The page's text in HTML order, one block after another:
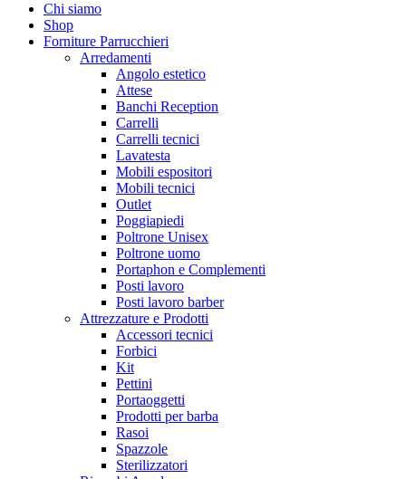
Chi siamo
Shop
Forniture Parrucchieri
Arredamenti
Angolo estetico
Attese
Banchi Reception
Carrelli
Carrelli tecnici
Lavatesta
Mobili espositori
Mobili tecnici
Outlet
Poggiapiedi
Poltrone Unisex
Poltrone uomo
Portaphon e Complementi
Posti lavoro
Posti lavoro barber
Attrezzature e Prodotti
Accessori tecnici
Forbici
Kit
Pettini
Portaoggetti
Prodotti per barba
Rasoi
Spazzole
Sterilizzatori